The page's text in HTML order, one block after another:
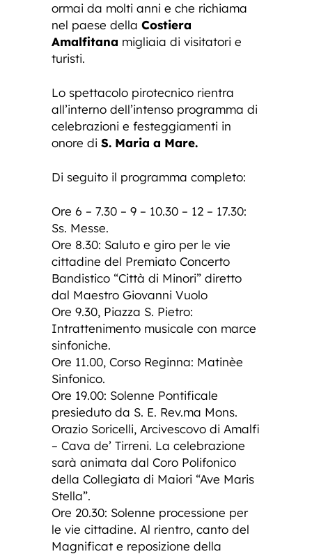
ormai da molti anni e che richiama
nel paese della Costiera
Amalfitana migliaia di visitatori e
turisti.
Lo spettacolo pirotecnico rientra
all’interno dell’intenso programma di
celebrazioni e festeggiamenti in
onore di S. Maria a Mare.
Di seguito il programma completo:
Ore 6 – 7.30 – 9 – 10.30 – 12 – 17.30:
Ss. Messe.
Ore 8.30: Saluto e giro per le vie
cittadine del Premiato Concerto
Bandistico “Città di Minori” diretto
dal Maestro Giovanni Vuolo
Ore 9.30, Piazza S. Pietro:
Intrattenimento musicale con marce
sinfoniche.
Ore 11.00, Corso Reginna: Matinèe
Sinfonico.
Ore 19.00: Solenne Pontificale
presieduto da S. E. Rev.ma Mons.
Orazio Soricelli, Arcivescovo di Amalfi
– Cava de’ Tirreni. La celebrazione
sarà animata dal Coro Polifonico
della Collegiata di Maiori “Ave Maris
Stella”.
Ore 20.30: Solenne processione per
le vie cittadine. Al rientro, canto del
Magnificat e reposizione della